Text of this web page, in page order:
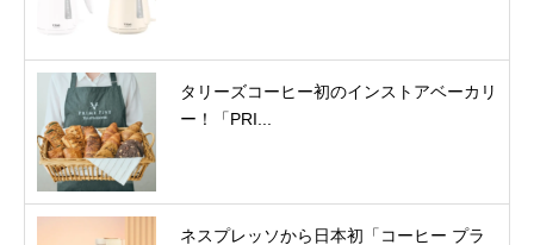
タリーズコーヒー初のインストアベーカリ
ー！「PRI...
ネスプレッソから日本初「コーヒー プラ